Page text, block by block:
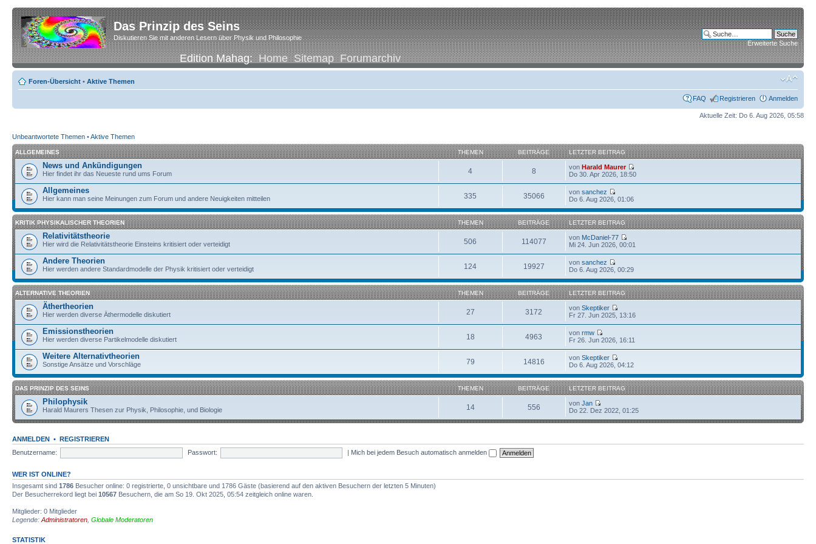
Das Prinzip des Seins
Diskutieren Sie mit anderen Lesern über Physik und Philosophie
Edition Mahag:Home Sitemap Forumarchiv
Erweiterte Suche
Foren-Übersicht • Aktive Themen
FAQ Registrieren Anmelden
Aktuelle Zeit: Do 6. Aug 2026, 05:58
Unbeantwortete Themen •Aktive Themen
ALLGEMEINES THEMEN BEITRÄGE LETZTER BEITRAG
News und Ankündigungen
Hier findet ihr das Neueste rund ums Forum 4 8 vonHarald Maurer
Do 30. Apr 2026, 18:50
Allgemeines
Hier kann man seine Meinungen zum Forum und andere Neuigkeiten mitteilen 335 35066 vonsanchez
Do 6. Aug 2026, 01:06
KRITIK PHYSIKALISCHER THEORIEN THEMEN BEITRÄGE LETZTER BEITRAG
Relativitätstheorie
Hier wird die Relativitätstheorie Einsteins kritisiert oder verteidigt 506 114077 von McDaniel-77
Mi 24. Jun 2026, 00:01
Andere Theorien
Hier werden andere Standardmodelle der Physik kritisiert oder verteidigt 124 19927 vonsanchez
Do 6. Aug 2026, 00:29
ALTERNATIVE THEORIEN THEMEN BEITRÄGE LETZTER BEITRAG
Äthertheorien
Hier werden diverse Äthermodelle diskutiert 27 3172 vonSkeptiker
Fr 27. Jun 2025, 13:16
Emissionstheorien
Hier werden diverse Partikelmodelle diskutiert 18 4963 vonrmw
Fr 26. Jun 2026, 16:11
Weitere Alternativtheorien
Sonstige Ansätze und Vorschläge 79 14816 vonSkeptiker
Do 6. Aug 2026, 04:12
DAS PRINZIP DES SEINS THEMEN BEITRÄGE LETZTER BEITRAG
Philophysik
Harald Maurers Thesen zur Physik, Philosophie, und Biologie 14 556 vonJan
Do 22. Dez 2022, 01:25
ANMELDEN • REGISTRIEREN
Benutzername:
Passwort: | Mich bei jedem Besuch automatisch anmelden
WER IST ONLINE?
Insgesamt sind 1786 Besucher online: 0 registrierte, 0 unsichtbare und 1786 Gäste (basierend auf den aktiven Besuchern der letzten 5 Minuten)
Der Besucherrekord liegt bei 10567 Besuchern, die am So 19. Okt 2025, 05:54 zeitgleich online waren.
Mitglieder: 0 Mitglieder
Legende: Administratoren Globale Moderatoren
STATISTIK